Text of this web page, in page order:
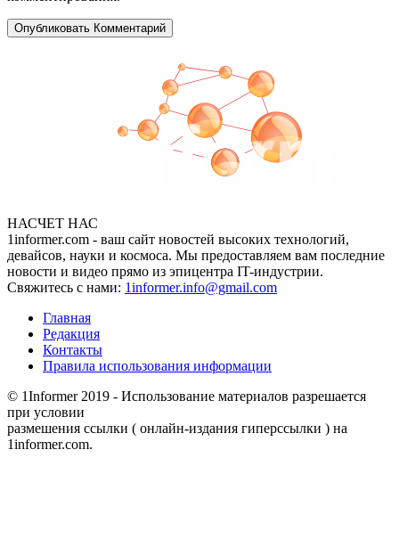
НАСЧЕТ НАС
1informer.com - ваш сайт новостей высоких технологий,
девайсов, науки и космоса. Мы предоставляем вам последние
новости и видео прямо из эпицентра IT-индустрии.
Свяжитесь с нами: 1informer.info@gmail.com
Главная
Редакция
Контакты
Правила использования информации
© 1Informer 2019 - Использование материалов разрешается
при условии
размешения ссылки ( онлайн-издания гиперссылки ) на
1informer.com.